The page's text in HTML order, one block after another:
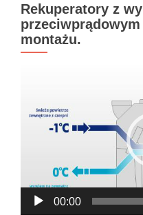
Rekuperatory z
montażu.
00:00